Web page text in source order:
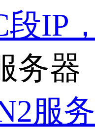
段IP
务器
服